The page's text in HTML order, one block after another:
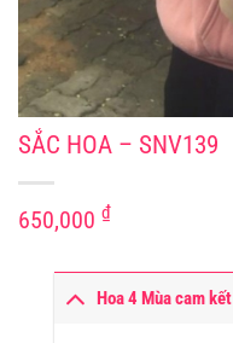
SẮC HOA – SNV139
650,000 ₫
Hoa 4 Mùa cam kết